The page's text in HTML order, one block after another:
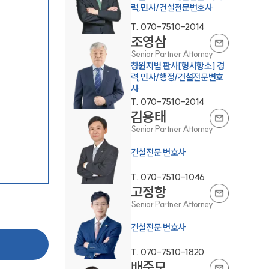
팀소개
팀소개
대륜의 강점
오시는 길
글로벌 파트너 로펌
고객의 소리
력,민사/건설전문변호사
T. 070-7510-2014
조영삼
Senior Partner Attorney
창원지법 판사[형사항소] 경
력,민사/행정/건설전문변호
사
T. 070-7510-2014
김용태
Senior Partner Attorney
건설전문 변호사
T. 070-7510-1046
고정항
Senior Partner Attorney
건설전문 변호사
T. 070-7510-1820